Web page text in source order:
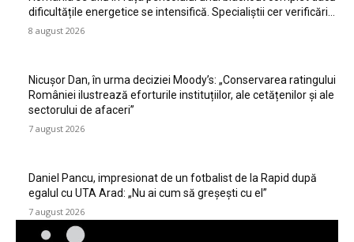
dificultățile energetice se intensifică. Specialiștii cer verificări…
8 august 2026
Nicușor Dan, în urma deciziei Moody’s: „Conservarea ratingului
României ilustrează eforturile instituțiilor, ale cetățenilor și ale
sectorului de afaceri”
7 august 2026
Daniel Pancu, impresionat de un fotbalist de la Rapid după
egalul cu UTA Arad: „Nu ai cum să greșești cu el”
7 august 2026